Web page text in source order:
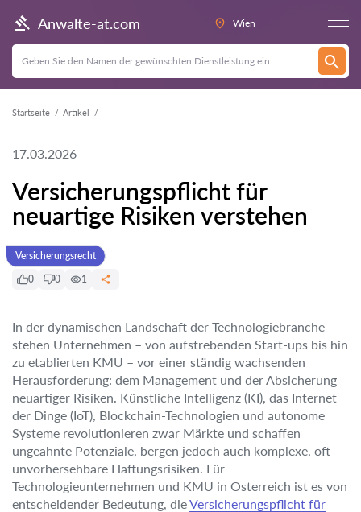
Anwalte-at.com Wien
Startseite Artikel
17.03.2026
Versicherungspflicht für
neuartige Risiken verstehen
Versicherungsrecht
0
0 1
In der dynamischen Landschaft der Technologiebranche
stehen Unternehmen – von aufstrebenden Start-ups bis hin
zu etablierten KMU – vor einer ständig wachsenden
Herausforderung: dem Management und der Absicherung
neuartiger Risiken. Künstliche Intelligenz (KI), das Internet
der Dinge (IoT), Blockchain-Technologien und autonome
Systeme revolutionieren zwar Märkte und schaffen
ungeahnte Potenziale, bergen jedoch auch komplexe, oft
unvorhersehbare Haftungsrisiken. Für
Technologieunternehmen und KMU in Österreich ist es von
entscheidender Bedeutung, dieVersicherungspflicht für